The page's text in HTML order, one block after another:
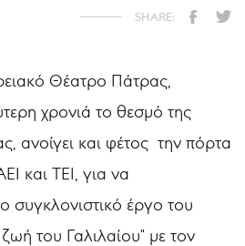
Θέατρο Πάτρας,
χρονιά το θεσμό της
ανοίγει και φέτος την πόρτα
και ΤΕΙ, για να
έργο του
του Γαλιλαίου" με τον